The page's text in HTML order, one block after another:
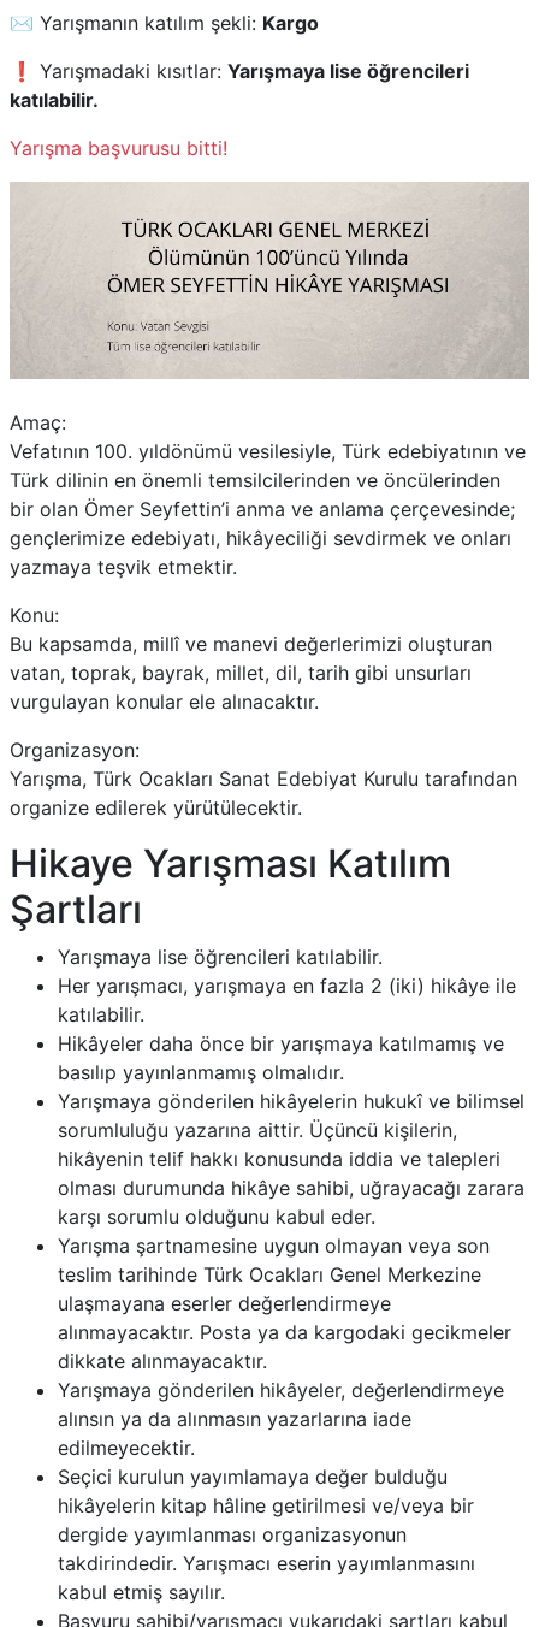
✉️ Yarışmanın katılım şekli: Kargo
❗ Yarışmadaki kısıtlar: Yarışmaya lise öğrencileri
katılabilir.
Yarışma başvurusu bitti!
Amaç:
Vefatının 100. yıldönümü vesilesiyle, Türk edebiyatının ve
Türk dilinin en önemli temsilcilerinden ve öncülerinden
bir olan Ömer Seyfettin’i anma ve anlama çerçevesinde;
gençlerimize edebiyatı, hikâyeciliği sevdirmek ve onları
yazmaya teşvik etmektir.
Konu:
Bu kapsamda, millî ve manevi değerlerimizi oluşturan
vatan, toprak, bayrak, millet, dil, tarih gibi unsurları
vurgulayan konular ele alınacaktır.
Organizasyon:
Yarışma, Türk Ocakları Sanat Edebiyat Kurulu tarafından
organize edilerek yürütülecektir.
Hikaye Yarışması Katılım
Şartları
Yarışmaya lise öğrencileri katılabilir.
Her yarışmacı, yarışmaya en fazla 2 (iki) hikâye ile
katılabilir.
Hikâyeler daha önce bir yarışmaya katılmamış ve
basılıp yayınlanmamış olmalıdır.
Yarışmaya gönderilen hikâyelerin hukukî ve bilimsel
sorumluluğu yazarına aittir. Üçüncü kişilerin,
hikâyenin telif hakkı konusunda iddia ve talepleri
olması durumunda hikâye sahibi, uğrayacağı zarara
karşı sorumlu olduğunu kabul eder.
Yarışma şartnamesine uygun olmayan veya son
teslim tarihinde Türk Ocakları Genel Merkezine
ulaşmayana eserler değerlendirmeye
alınmayacaktır. Posta ya da kargodaki gecikmeler
dikkate alınmayacaktır.
Yarışmaya gönderilen hikâyeler, değerlendirmeye
alınsın ya da alınmasın yazarlarına iade
edilmeyecektir.
Seçici kurulun yayımlamaya değer bulduğu
hikâyelerin kitap hâline getirilmesi ve/veya bir
dergide yayımlanması organizasyonun
takdirindedir. Yarışmacı eserin yayımlanmasını
kabul etmiş sayılır.
Başvuru sahibi/yarışmacı yukarıdaki şartları kabul